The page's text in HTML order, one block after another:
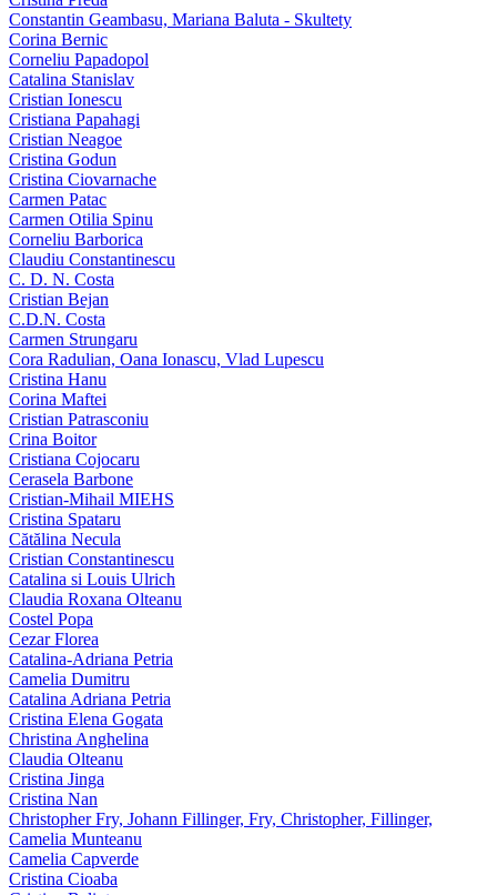
Constantin Geambasu, Mariana Baluta - Skultety
Corina Bernic
Corneliu Papadopol
Catalina Stanislav
Cristian Ionescu
Cristiana Papahagi
Cristian Neagoe
Cristina Godun
Cristina Ciovarnache
Carmen Patac
Carmen Otilia Spinu
Corneliu Barborica
Claudiu Constantinescu
C. D. N. Costa
Cristian Bejan
C.D.N. Costa
Carmen Strungaru
Cora Radulian, Oana Ionascu, Vlad Lupescu
Cristina Hanu
Corina Maftei
Cristian Patrasconiu
Crina Boitor
Cristiana Cojocaru
Cerasela Barbone
Cristian-Mihail MIEHS
Cristina Spataru
Cătălina Necula
Cristian Constantinescu
Catalina si Louis Ulrich
Claudia Roxana Olteanu
Costel Popa
Cezar Florea
Catalina-Adriana Petria
Camelia Dumitru
Catalina Adriana Petria
Cristina Elena Gogata
Christina Anghelina
Claudia Olteanu
Cristina Jinga
Cristina Nan
Christopher Fry, Johann Fillinger, Fry, Christopher, Fillinger,
Camelia Munteanu
Camelia Capverde
Cristina Cioaba